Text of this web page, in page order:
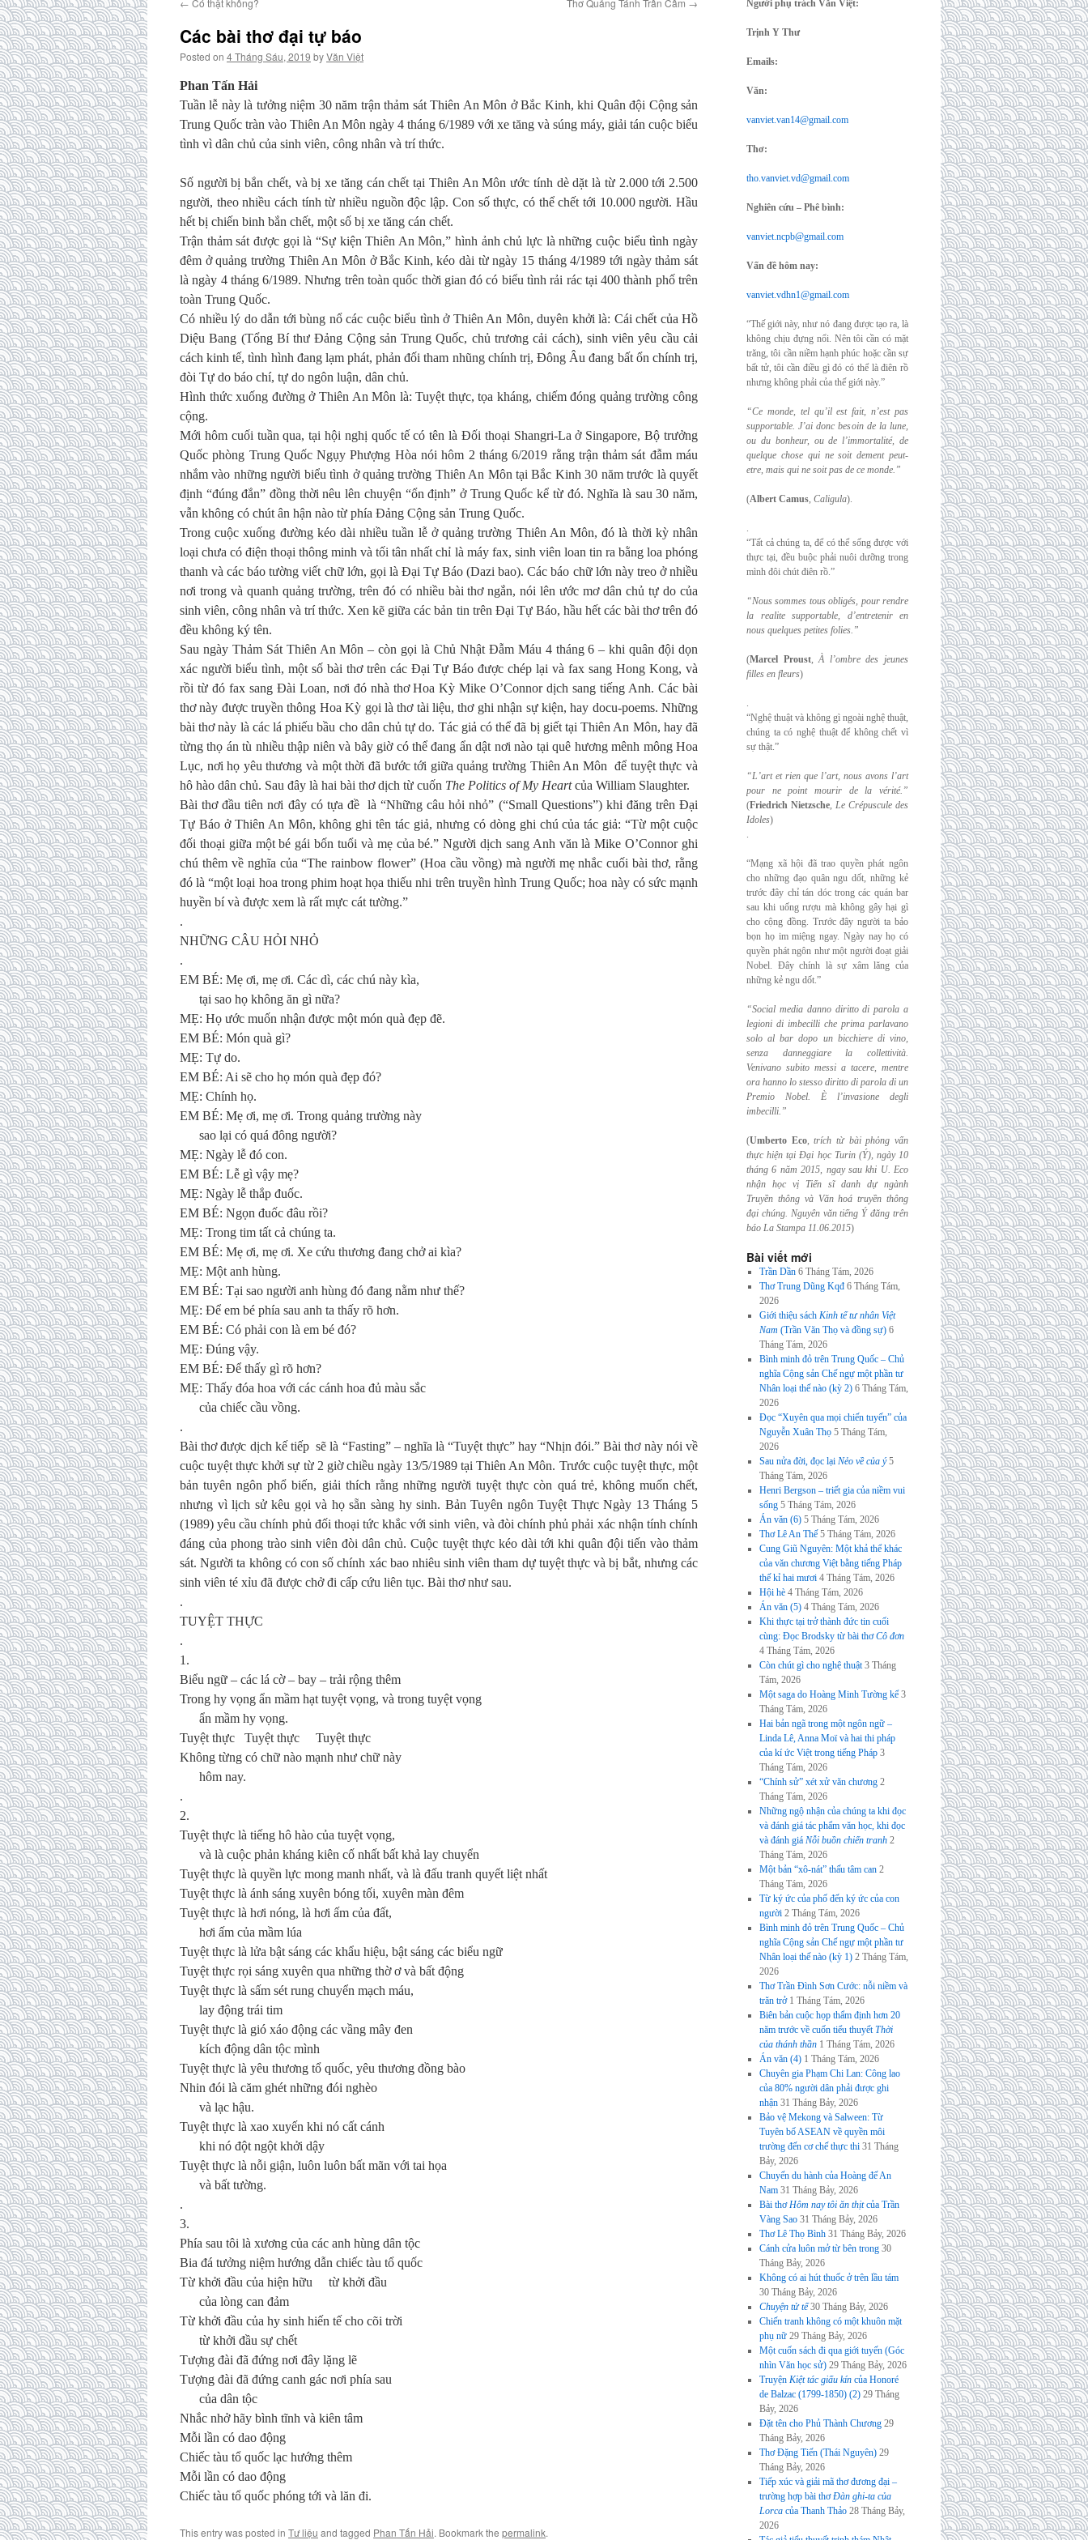
← Có thật không? Thơ Quảng Tánh Trần Cầm →
Các bài thơ đại tự báo
Posted on 4 Tháng Sáu, 2019 byVăn Việt
Phan Tấn Hải
Tuần lễ này là tưởng niệm 30 năm trận thảm sát Thiên An Môn ở Bắc Kinh, khi Quân đội Cộng sản
Trung Quốc tràn vào Thiên An Môn ngày 4 tháng 6/1989 với xe tăng và súng máy, giải tán cuộc biểu
tình vì dân chủ của sinh viên, công nhân và trí thức.
Số người bị bắn chết, và bị xe tăng cán chết tại Thiên An Môn ước tính dè dặt là từ 2.000 tới 2.500
người, theo nhiều cách tính từ nhiều nguồn độc lập. Con số thực, có thể chết tới 10.000 người. Hầu
hết bị chiến binh bắn chết, một số bị xe tăng cán chết.
Trận thảm sát được gọi là “Sự kiện Thiên An Môn,” hình ảnh chủ lực là những cuộc biểu tình ngày
đêm ở quảng trường Thiên An Môn ở Bắc Kinh, kéo dài từ ngày 15 tháng 4/1989 tới ngày thảm sát
là ngày 4 tháng 6/1989. Nhưng trên toàn quốc thời gian đó có biểu tình rải rác tại 400 thành phố trên
toàn Trung Quốc.
Có nhiều lý do dẫn tới bùng nổ các cuộc biểu tình ở Thiên An Môn, duyên khởi là: Cái chết của Hồ
Diệu Bang (Tổng Bí thư Đảng Cộng sản Trung Quốc, chủ trương cải cách), sinh viên yêu cầu cải
cách kinh tế, tình hình đang lạm phát, phản đối tham nhũng chính trị, Đông Âu đang bất ổn chính trị,
đòi Tự do báo chí, tự do ngôn luận, dân chủ.
Hình thức xuống đường ở Thiên An Môn là: Tuyệt thực, tọa kháng, chiếm đóng quảng trường công
cộng.
Mới hôm cuối tuần qua, tại hội nghị quốc tế có tên là Đối thoại Shangri-La ở Singapore, Bộ trưởng
Quốc phòng Trung Quốc Ngụy Phượng Hòa nói hôm 2 tháng 6/2019 rằng trận thảm sát đẫm máu
nhắm vào những người biểu tình ở quảng trường Thiên An Môn tại Bắc Kinh 30 năm trước là quyết
định “đúng đắn” đồng thời nêu lên chuyện “ổn định” ở Trung Quốc kể từ đó. Nghĩa là sau 30 năm,
vẫn không có chút ân hận nào từ phía Đảng Cộng sản Trung Quốc.
Trong cuộc xuống đường kéo dài nhiều tuần lễ ở quảng trường Thiên An Môn, đó là thời kỳ nhân
loại chưa có điện thoại thông minh và tối tân nhất chỉ là máy fax, sinh viên loan tin ra bằng loa phóng
thanh và các báo tường viết chữ lớn, gọi là Đại Tự Báo (Dazi bao). Các báo chữ lớn này treo ở nhiều
nơi trong và quanh quảng trường, trên đó có nhiều bài thơ ngắn, nói lên ước mơ dân chủ tự do của
sinh viên, công nhân và trí thức. Xen kẽ giữa các bản tin trên Đại Tự Báo, hầu hết các bài thơ trên đó
đều không ký tên.
Sau ngày Thảm Sát Thiên An Môn – còn gọi là Chủ Nhật Đẫm Máu 4 tháng 6 – khi quân đội dọn
xác người biểu tình, một số bài thơ trên các Đại Tự Báo được chép lại và fax sang Hong Kong, và
rồi từ đó fax sang Đài Loan, nơi đó nhà thơ Hoa Kỳ Mike O’Connor dịch sang tiếng Anh. Các bài
thơ này được truyền thông Hoa Kỳ gọi là thơ tài liệu, thơ ghi nhận sự kiện, hay docu-poems. Những
bài thơ này là các lá phiếu bầu cho dân chủ tự do. Tác giả có thể đã bị giết tại Thiên An Môn, hay đã
từng thọ án tù nhiều thập niên và bây giờ có thể đang ẩn dật nơi nào tại quê hương mênh mông Hoa
Lục, nơi họ yêu thương và một thời đã bước tới giữa quảng trường Thiên An Môn để tuyệt thực và
hô hào dân chủ. Sau đây là hai bài thơ dịch từ cuốn The Politics of My Heartcủa William Slaughter.
Bài thơ đầu tiên nơi đây có tựa đề là “Những câu hỏi nhỏ” (“Small Questions”) khi đăng trên Đại
Tự Báo ở Thiên An Môn, không ghi tên tác giả, nhưng có dòng ghi chú của tác giả: “Từ một cuộc
đối thoại giữa một bé gái bốn tuổi và mẹ của bé.” Người dịch sang Anh văn là Mike O’Connor ghi
chú thêm về nghĩa của “The rainbow flower” (Hoa cầu vồng) mà người mẹ nhắc cuối bài thơ, rằng
đó là “một loại hoa trong phim hoạt họa thiếu nhi trên truyền hình Trung Quốc; hoa này có sức mạnh
huyền bí và được xem là rất mực cát tường.”
.
NHỮNG CÂU HỎI NHỎ
.
EM BÉ: Mẹ ơi, mẹ ơi. Các dì, các chú này kìa,
tại sao họ không ăn gì nữa?
MẸ: Họ ước muốn nhận được một món quà đẹp đẽ.
EM BÉ: Món quà gì?
MẸ: Tự do.
EM BÉ: Ai sẽ cho họ món quà đẹp đó?
MẸ: Chính họ.
EM BÉ: Mẹ ơi, mẹ ơi. Trong quảng trường này
sao lại có quá đông người?
MẸ: Ngày lễ đó con.
EM BÉ: Lễ gì vậy mẹ?
MẸ: Ngày lễ thắp đuốc.
EM BÉ: Ngọn đuốc đâu rồi?
MẸ: Trong tim tất cả chúng ta.
EM BÉ: Mẹ ơi, mẹ ơi. Xe cứu thương đang chở ai kìa?
MẸ: Một anh hùng.
EM BÉ: Tại sao người anh hùng đó đang nằm như thế?
MẸ: Để em bé phía sau anh ta thấy rõ hơn.
EM BÉ: Có phải con là em bé đó?
MẸ: Đúng vậy.
EM BÉ: Để thấy gì rõ hơn?
MẸ: Thấy đóa hoa với các cánh hoa đủ màu sắc
của chiếc cầu vồng.
.
Bài thơ được dịch kế tiếp sẽ là “Fasting” – nghĩa là “Tuyệt thực” hay “Nhịn đói.” Bài thơ này nói về
cuộc tuyệt thực khởi sự từ 2 giờ chiều ngày 13/5/1989 tại Thiên An Môn. Trước cuộc tuyệt thực, một
bản tuyên ngôn phổ biến, giải thích rằng những người tuyệt thực còn quá trẻ, không muốn chết,
nhưng vì lịch sử kêu gọi và họ sẵn sàng hy sinh. Bản Tuyên ngôn Tuyệt Thực Ngày 13 Tháng 5
(1989) yêu cầu chính phủ đối thoại tức khắc với sinh viên, và đòi chính phủ phải xác nhận tính chính
đáng của phong trào sinh viên đòi dân chủ. Cuộc tuyệt thực kéo dài tới khi quân đội tiến vào thảm
sát. Người ta không có con số chính xác bao nhiêu sinh viên tham dự tuyệt thực và bị bắt, nhưng các
sinh viên té xỉu đã được chở đi cấp cứu liên tục. Bài thơ như sau.
.
TUYỆT THỰC
.
1.
Biểu ngữ – các lá cờ – bay – trải rộng thêm
Trong hy vọng ẩn mầm hạt tuyệt vọng, và trong tuyệt vọng
ẩn mầm hy vọng.
Tuyệt thực Tuyệt thực Tuyệt thực
Không từng có chữ nào mạnh như chữ này
hôm nay.
.
2.
Tuyệt thực là tiếng hô hào của tuyệt vọng,
và là cuộc phản kháng kiên cố nhất bất khả lay chuyển
Tuyệt thực là quyền lực mong manh nhất, và là đấu tranh quyết liệt nhất
Tuyệt thực là ánh sáng xuyên bóng tối, xuyên màn đêm
Tuyệt thực là hơi nóng, là hơi ấm của đất,
hơi ấm của mầm lúa
Tuyệt thực là lửa bật sáng các khẩu hiệu, bật sáng các biểu ngữ
Tuyệt thực rọi sáng xuyên qua những thờ ơ và bất động
Tuyệt thực là sấm sét rung chuyển mạch máu,
lay động trái tim
Tuyệt thực là gió xáo động các vầng mây đen
kích động dân tộc mình
Tuyệt thực là yêu thương tổ quốc, yêu thương đồng bào
Nhin đói là căm ghét những đói nghèo
và lạc hậu.
Tuyệt thực là xao xuyến khi nó cất cánh
khi nó đột ngột khởi dậy
Tuyệt thực là nỗi giận, luôn luôn bất mãn với tai họa
và bất tường.
.
3.
Phía sau tôi là xương của các anh hùng dân tộc
Bia đá tưởng niệm hướng dẫn chiếc tàu tổ quốc
Từ khởi đầu của hiện hữu từ khởi đầu
của lòng can đảm
Từ khởi đầu của hy sinh hiến tế cho cõi trời
từ khởi đầu sự chết
Tượng đài đã đứng nơi đây lặng lẽ
Tượng đài đã đứng canh gác nơi phía sau
của dân tộc
Nhắc nhở hãy bình tĩnh và kiên tâm
Mỗi lần có dao động
Chiếc tàu tổ quốc lạc hướng thêm
Mỗi lần có dao động
Chiếc tàu tổ quốc phóng tới và lăn đi.
This entry was posted in Tư liệu and tagged Phan Tấn Hải. Bookmark the permalink.
Người phụ trách Văn Việt:
Trịnh Y Thư
Emails:
Văn:
vanviet.van14@gmail.com
Thơ:
tho.vanviet.vd@gmail.com
Nghiên cứu – Phê bình:
vanviet.ncpb@gmail.com
Vấn đề hôm nay:
vanviet.vdhn1@gmail.com
“Thế giới này, như nó đang được tạo ra, là
không chịu đựng nổi. Nên tôi cần có mặt
trăng, tôi cần niềm hạnh phúc hoặc cần sự
bất tử, tôi cần điều gì đó có thể là điên rồ
nhưng không phải của thế giới này.”
“Ce monde, tel qu’il est fait, n’est pas
supportable. J’ai donc besoin de la lune,
ou du bonheur, ou de l’immortalité, de
quelque chose qui ne soit dement peut-
etre, mais qui ne soit pas de ce monde.”
(Albert Camus, Caligula).
.
“Tất cả chúng ta, để có thể sống được với
thực tại, đều buộc phải nuôi dưỡng trong
mình đôi chút điên rồ.”
“Nous sommes tous obligés, pour rendre
la realite supportable, d’entretenir en
nous quelques petites folies.”
(Marcel Proust,À l’ombre des jeunes
filles en fleurs)
.
“Nghệ thuật và không gì ngoài nghệ thuật,
chúng ta có nghệ thuật để không chết vì
sự thật.”
“L’art et rien que l’art, nous avons l’art
pour ne point mourir de la vérité.”
(Friedrich Nietzsche, Le Crépuscule des
Idoles)
.
“Mạng xã hội đã trao quyền phát ngôn
cho những đạo quân ngu dốt, những kẻ
trước đây chỉ tán dóc trong các quán bar
sau khi uống rượu mà không gây hại gì
cho cộng đồng. Trước đây người ta bảo
bọn họ im miệng ngay. Ngày nay họ có
quyền phát ngôn như một người đoạt giải
Nobel. Đây chính là sự xâm lăng của
những kẻ ngu dốt.”
“Social media danno diritto di parola a
legioni di imbecilli che prima parlavano
solo albar dopo un bicchiere di vino,
senza danneggiare la collettività.
Venivano subito messi a tacere, mentre
ora hanno lo stesso diritto di parola di un
Premio Nobel. È l’invasione degli
imbecilli.”
(Umberto Eco,trích từ bài phỏng vấn
thực hiện tại Đại học Turin (Ý), ngày 10
tháng 6 năm 2015, ngay sau khi U. Eco
nhận học vị Tiến sĩ danh dự ngành
Truyền thông và Văn hoá truyền thông
đại chúng. Nguyên văn tiếng Ý đăng trên
báo La Stampa 11.06.2015)
Bài viết mới
Trần Dần 6 Tháng Tám, 2026
Thơ Trung Dũng Kqđ 6 Tháng Tám,
2026
Giới thiệu sách Kinh tế tư nhân Việt
Nam (Trần Văn Thọ và đồng sự) 6
Tháng Tám, 2026
Bình minh đỏ trên Trung Quốc – Chủ
nghĩa Cộng sản Chế ngự một phần tư
Nhân loại thế nào (kỳ 2) 6 Tháng Tám,
2026
Đọc “Xuyên qua mọi chiến tuyến” của
Nguyễn Xuân Thọ 5 Tháng Tám,
2026
Sau nửa đời, đọc lại Nẻo về của ý 5
Tháng Tám, 2026
Henri Bergson – triết gia của niềm vui
sống 5 Tháng Tám, 2026
Án văn (6) 5 Tháng Tám, 2026
Thơ Lê An Thế 5 Tháng Tám, 2026
Cung Giũ Nguyên: Một khả thể khác
của văn chương Việt bằng tiếng Pháp
thế kỉ hai mươi 4 Tháng Tám, 2026
Hội hè 4 Tháng Tám, 2026
Án văn (5) 4 Tháng Tám, 2026
Khi thực tại trở thành đức tin cuối
cùng: Đọc Brodsky từ bài thơCô đơn
4 Tháng Tám, 2026
Còn chút gì cho nghệ thuật 3 Tháng
Tám, 2026
Một saga do Hoàng Minh Tường kể 3
Tháng Tám, 2026
Hai bản ngã trong một ngôn ngữ –
Linda Lê, Anna Moï và hai thi pháp
của kí ức Việt trong tiếng Pháp 3
Tháng Tám, 2026
“Chính sử” xét xử văn chương 2
Tháng Tám, 2026
Những ngộ nhận của chúng ta khi đọc
và đánh giá tác phẩm văn học, khi đọc
và đánh giá Nỗi buồn chiến tranh 2
Tháng Tám, 2026
Một bản “xô-nát” thấu tâm can 2
Tháng Tám, 2026
Từ ký ức của phố đến ký ức của con
người 2 Tháng Tám, 2026
Bình minh đỏ trên Trung Quốc – Chủ
nghĩa Cộng sản Chế ngự một phần tư
Nhân loại thế nào (kỳ 1) 2 Tháng Tám,
2026
Thơ Trần Đình Sơn Cước: nỗi niềm và
trăn trở 1 Tháng Tám, 2026
Biên bản cuộc họp thẩm định hơn 20
năm trước về cuốn tiểu thuyếtThời
của thánh thần 1 Tháng Tám, 2026
Án văn (4) 1 Tháng Tám, 2026
Chuyên gia Phạm Chi Lan: Công lao
của 80% người dân phải được ghi
nhận 31 Tháng Bảy, 2026
Bảo vệ Mekong và Salween: Từ
Tuyên bố ASEAN về quyền môi
trường đến cơ chế thực thi 31 Tháng
Bảy, 2026
Chuyến du hành của Hoàng đế An
Nam 31 Tháng Bảy, 2026
Bài thơHôm nay tôi ăn thịtcủa Trần
Vàng Sao 31 Tháng Bảy, 2026
Thơ Lê Thọ Bình 31 Tháng Bảy, 2026
Cánh cửa luôn mở từ bên trong 30
Tháng Bảy, 2026
Không có ai hút thuốc ở trên lầu tám
30 Tháng Bảy, 2026
Chuyện tử tế 30 Tháng Bảy, 2026
Chiến tranh không có một khuôn mặt
phụ nữ 29 Tháng Bảy, 2026
Một cuốn sách đi qua giới tuyến (Góc
nhìn Văn học sử) 29 Tháng Bảy, 2026
Truyện Kiệt tác giấu kíncủa Honoré
de Balzac (1799-1850) (2) 29 Tháng
Bảy, 2026
Đặt tên cho Phủ Thành Chương 29
Tháng Bảy, 2026
Thơ Đặng Tiến (Thái Nguyên) 29
Tháng Bảy, 2026
Tiếp xúc và giải mã thơ đương đại –
trường hợp bài thơĐàn ghi-ta của
Lorcacủa Thanh Thảo 28 Tháng Bảy,
2026